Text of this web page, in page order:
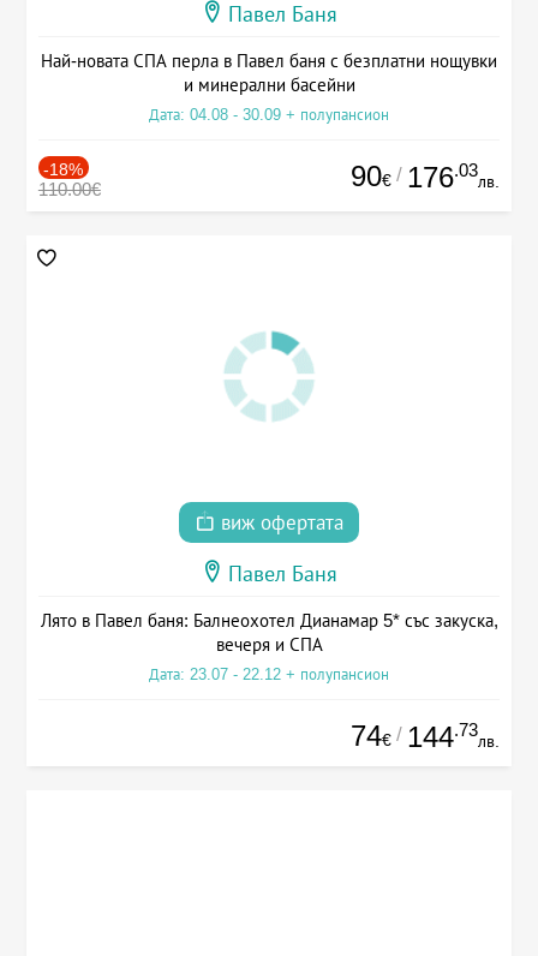
Павел Баня
Най-новата СПА перла в Павел баня с безплатни нощувки
и минерални басейни
Дата: 04.08 - 30.09 + полупансион
-18%
110.00€ 90€ / 176.03
лв.
виж офертата
Павел Баня
Лято в Павел баня: Балнеохотел Дианамар 5* със закуска,
вечеря и СПА
Дата: 23.07 - 22.12 + полупансион
74€ / 144.73
лв.